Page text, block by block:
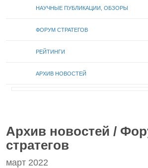
НАУЧНЫЕ ПУБЛИКАЦИИ, ОБЗОРЫ
ФОРУМ СТРАТЕГОВ
РЕЙТИНГИ
АРХИВ НОВОСТЕЙ
Архив новостей /
стратегов
март 2022